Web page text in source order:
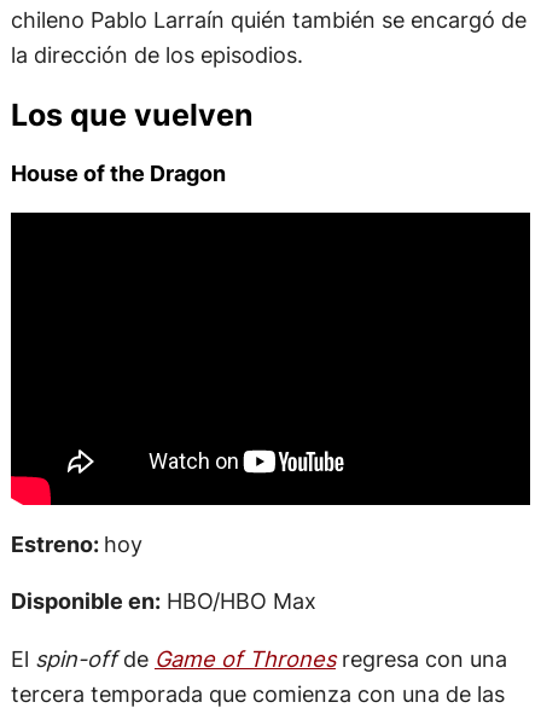
chileno Pablo Larraín quién también se encargó de
la dirección de los episodios.
Los que vuelven
House of the Dragon
Estreno: hoy
Disponible en:HBO/HBO Max
El spin-offde Game of Thronesregresa con una
tercera temporada que comienza con una de las